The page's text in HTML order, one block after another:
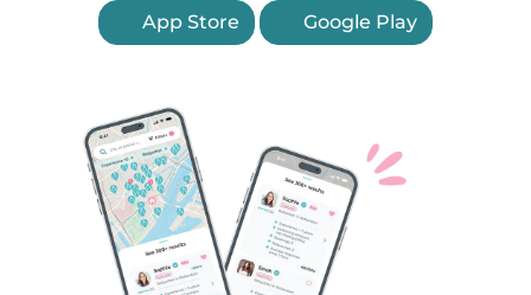
App Store Google Play